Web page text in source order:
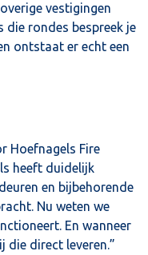
vestigingen
die rondes bespreek je
ontstaat er echt een
Hoefnagels Fire
heeft duidelijk
en bijbehorende
Nu weten we
En wanneer
die direct leveren.”